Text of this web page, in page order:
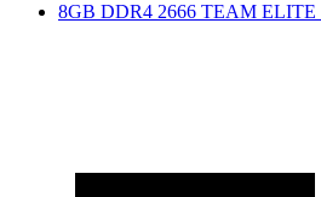
8GB DDR4 2666 TEAM